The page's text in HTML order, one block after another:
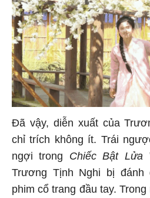
Đã vậy, diễn xuất của
chỉ trích không ít. Trái
ngợi trong Chiếc Bật Lửa
Trương Tịnh Nghi bị
phim cổ trang đầu tay.